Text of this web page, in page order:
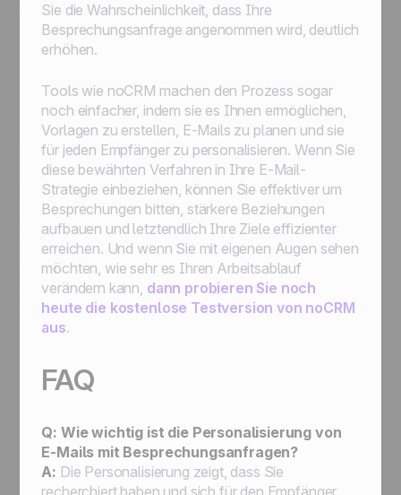
Sie die Wahrscheinlichkeit, dass Ihre
Besprechungsanfrage angenommen wird, deutlich
erhöhen.
Tools wie noCRM machen den Prozess sogar
noch einfacher, indem sie es Ihnen ermöglichen,
Vorlagen zu erstellen, E-Mails zu planen und sie
für jeden Empfänger zu personalisieren. Wenn Sie
diese bewährten Verfahren in Ihre E-Mail-
Strategie einbeziehen, können Sie effektiver um
Besprechungen bitten, stärkere Beziehungen
aufbauen und letztendlich Ihre Ziele effizienter
erreichen. Und wenn Sie mit eigenen Augen sehen
möchten, wie sehr es Ihren Arbeitsablauf
verändern kann, dann probieren Sie noch
heute die kostenlose Testversion von noCRM
aus.
FAQ
Q: Wie wichtig ist die Personalisierung von
E-Mails mit Besprechungsanfragen?
A: Die Personalisierung zeigt, dass Sie
recherchiert haben und sich für den Empfänger